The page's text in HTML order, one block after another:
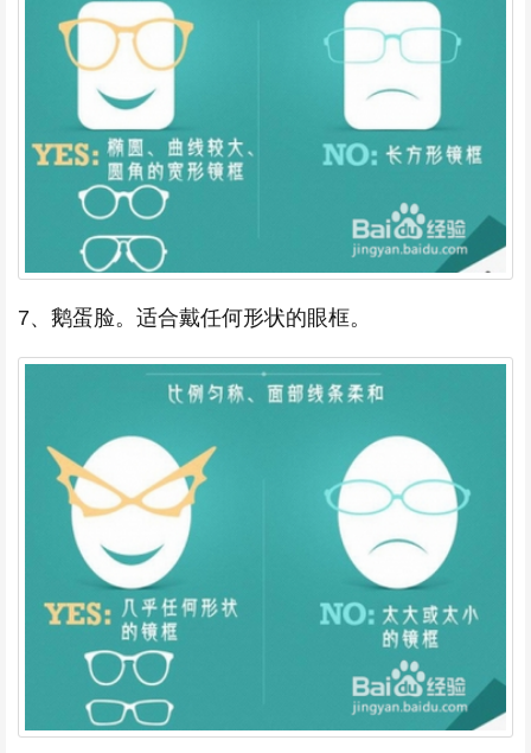
7、鹅蛋脸。适合戴任何形状的眼框。